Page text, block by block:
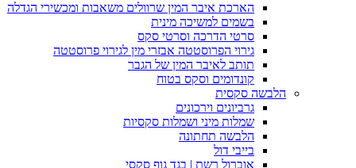
הארכת איבר המין שרוולים משאבות ומכשירי הגדלה
בשמים למשיכה מינית
סרטי הדרכה וסרטי סקס
גירוי הפרוסטטה אבזרי מין לגירוי פרוסטטה
תותב לאיבר המין של הגבר
קונדומים וסקס בטוח
הלבשה סקסית
גרביונים וירכונים
שמלות מיני ושמלות סקסיות
הלבשה תחתונה
בייבי דול
אוברול רשת | בגד גוף סקסי